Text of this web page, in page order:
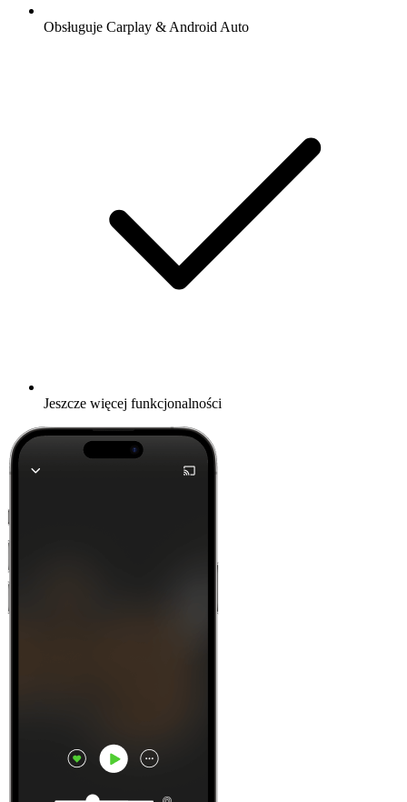
Obsługuje Carplay & Android Auto
Jeszcze więcej funkcjonalności